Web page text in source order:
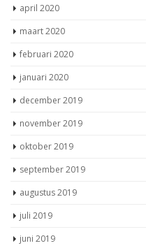
april 2020
maart 2020
februari 2020
januari 2020
december 2019
november 2019
oktober 2019
september 2019
augustus 2019
juli 2019
juni 2019